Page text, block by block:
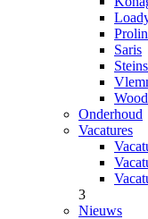
Saris
Onderhoud
Vacatures
3
Nieuws